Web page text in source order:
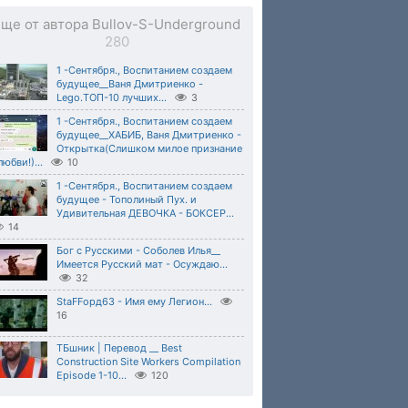
от автора Bullov-S-Underground
280
1 -Сентября., Воспитанием создаем
будущее__Ваня Дмитриенко -
Lego.ТОП-10 лучших...
3
1 -Сентября., Воспитанием создаем
будущее__ХАБИБ, Ваня Дмитриенко -
Открытка(Слишком милое признание
10
1 -Сентября., Воспитанием создаем
будущее - Тополиный Пух. и
Удивительная ДЕВОЧКА - БОКСЕР...
14
Бог с Русскими - Соболев Илья__
Имеется Русский мат - Осуждаю...
32
StaFFорд63 - Имя ему Легион...
16
ТБшник | Перевод __ Best
Construction Site Workers Compilation
Episode 1-10...
120